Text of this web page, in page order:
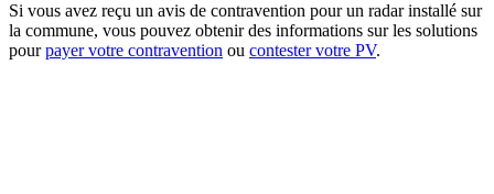
Si vous avez reçu un avis de contravention pour un radar installé sur
la commune, vous pouvez obtenir des informations sur les solutions
pourpayer votre contravention ou contester votre PV.